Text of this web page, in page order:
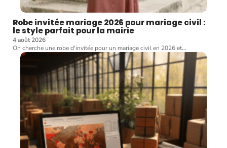
Robe invitée mariage 2026 pour mariage civil :
le style parfait pour la mairie
4 août 2026
On cherche une robe d'invitée pour un mariage civil en 2026 et…